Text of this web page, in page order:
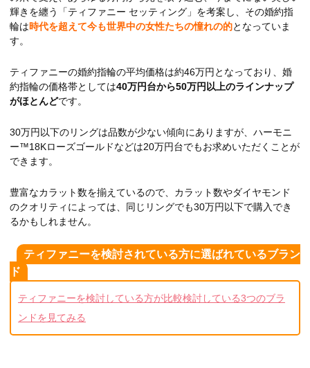
輝きを纏う「ティファニー セッティング」を考案し、その婚約指
輪は時代を超えて今も世界中の女性たちの憧れの的となっていま
す。
ティファニーの婚約指輪の平均価格は約46万円となっており、婚
約指輪の価格帯としては40万円台から50万円以上のラインナップ
がほとんどです。
30万円以下のリングは品数が少ない傾向にありますが、ハーモニ
ー™18Kローズゴールドなどは20万円台でもお求めいただくことが
できます。
豊富なカラット数を揃えているので、カラット数やダイヤモンド
のクオリティによっては、同じリングでも30万円以下で購入でき
るかもしれません。
ティファニーを検討されている方に選ばれているブラン
ド
ティファニーを検討している方が比較検討している3つのブラ
ンドを見てみる